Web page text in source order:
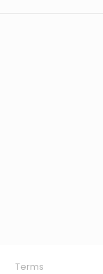
Terms